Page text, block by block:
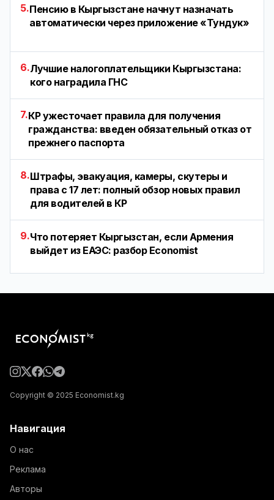
5.Пенсию в Кыргызстане начнут назначать
автоматически через приложение «Тундук»
6.Лучшие налогоплательщики Кыргызстана:
кого наградила ГНС
7.КР ужесточает правила для получения
гражданства: введен обязательный отказ от
прежнего паспорта
8.Штрафы, эвакуация, камеры, скутеры и
права с 17 лет: полный обзор новых правил
для водителей в КР
9.Что потеряет Кыргызстан, если Армения
выйдет из ЕАЭС: разбор Economist
Copyright © 2025 Economist.kg
Навигация
О нас
Реклама
Авторы